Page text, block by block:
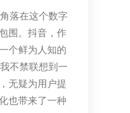
落在这个数字
围。抖音，作
个鲜为人知的
不禁联想到一
无疑为用户提
也带来了一种